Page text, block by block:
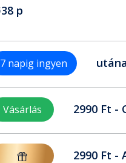
38 p
7 napig ingyen
Vásárlás 2990 Ft -
2990 Ft -